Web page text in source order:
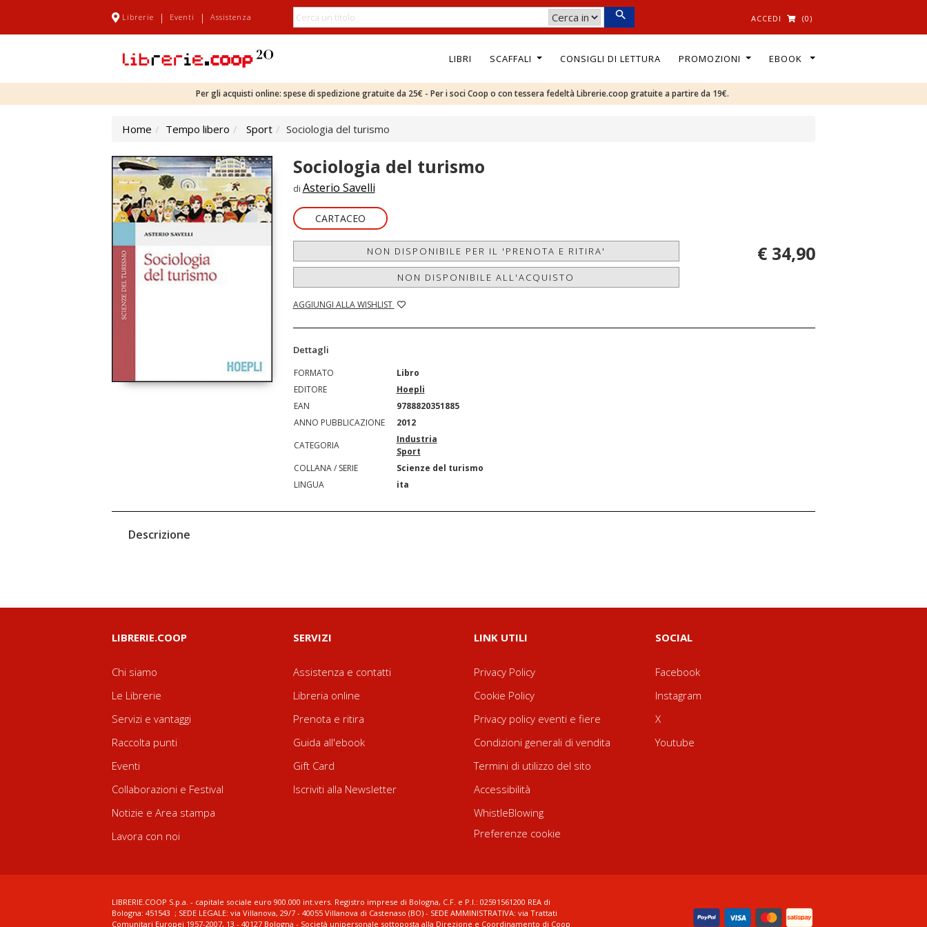
Librerie | Eventi | Assistenza ACCEDI (0)
LIBRI SCAFFALI CONSIGLI DI LETTURA PROMOZIONI EBOOK
Per gli acquisti online: spese di spedizione gratuite da 25€ - Per i soci Coop o con tessera fedeltà Librerie.coop gratuite a partire da 19€.
Home Tempo libero Sport Sociologia del turismo
Sociologia del turismo
di Asterio Savelli
CARTACEO
NON DISPONIBILE PER IL 'PRENOTA E RITIRA'
NON DISPONIBILE ALL'ACQUISTO
AGGIUNGI ALLA WISHLIST
€ 34,90
Dettagli
FORMATO
Libro
EDITORE
Hoepli
EAN
9788820351885
ANNO PUBBLICAZIONE
2012
CATEGORIA
Industria
Sport
COLLANA / SERIE
Scienze del turismo
LINGUA
ita
Descrizione
LIBRERIE.COOP
Chi siamo
Le Librerie
Servizi e vantaggi
Raccolta punti
Eventi
Collaborazioni e Festival
Notizie e Area stampa
Lavora con noi
SERVIZI
Assistenza e contatti
Libreria online
Prenota e ritira
Guida all'ebook
Gift Card
Iscriviti alla Newsletter
LINK UTILI
Privacy Policy
Cookie Policy
Privacy policy eventi e fiere
Condizioni generali di vendita
Termini di utilizzo del sito
Accessibilità
WhistleBlowing
Preferenze cookie
SOCIAL
Facebook
Instagram
X
Youtube
LIBRERIE.COOP S.p.a. - capitale sociale euro 900.000 int.vers. Registro imprese di Bologna, C.F. e P.I.: 02591561200 REA di
Bologna: 451543 ; SEDE LEGALE: via Villanova, 29/7 - 40055 Villanova di Castenaso (BO) - SEDE AMMINISTRATIVA: via Trattati
Comunitari Europei 1957-2007, 13 - 40127 Bologna - Società unipersonale sottoposta alla Direzione e Coordinamento di Coop